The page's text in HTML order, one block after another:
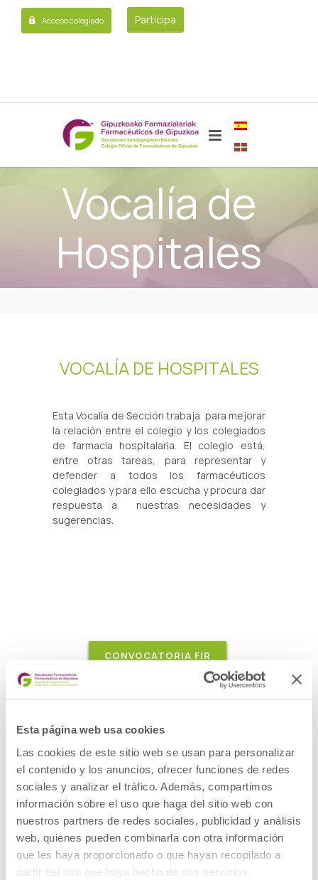
Esta página web usa cookies
Las cookies de este sitio web se usan para personalizar
el contenido y los anuncios, ofrecer funciones de redes
sociales y analizar el tráfico. Además, compartimos
información sobre el uso que haga del sitio web con
nuestros partners de redes sociales, publicidad y análisis
web, quienes pueden combinarla con otra información
que les haya proporcionado o que hayan recopilado a
partir del uso que haya hecho de sus servicios.
Acceso colegiado Participa
Vocalía de
Hospitales
VOCALÍA DE HOSPITALES
Esta Vocalía de Sección trabaja para mejorar
la relación entre el colegio y los colegiados
de farmacia hospitalaria. El colegio está,
entre otras tareas, para representar y
defender a todos los farmacéuticos
colegiados y para ello escucha y procura dar
respuesta a nuestras necesidades y
sugerencias.
CONVOCATORIA FIR
seguridad de los pacientes infectados por
VIH» presentado por Idoia Beristain en el
Congreso Nacional de GESIDA 2021
VER COMUNICACIÓN